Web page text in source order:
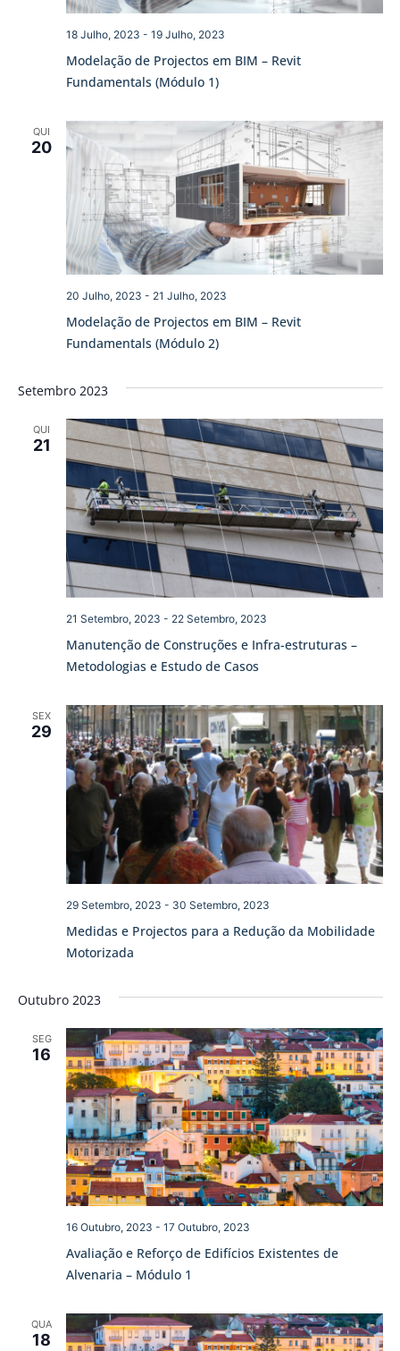
Modelação de Projectos em BIM – Revit
Fundamentals (Módulo 1)
18 Julho, 2023 - 19 Julho, 2023
QUI
20
Modelação de Projectos em BIM – Revit
Fundamentals (Módulo 2)
20 Julho, 2023 - 21 Julho, 2023
Setembro 2023
QUI
21
Manutenção de Construções e Infra-estruturas –
Metodologias e Estudo de Casos
21 Setembro, 2023 - 22 Setembro, 2023
SEX
29
Medidas e Projectos para a Redução da Mobilidade
Motorizada
29 Setembro, 2023 - 30 Setembro, 2023
Outubro 2023
SEG
16
Avaliação e Reforço de Edifícios Existentes de
Alvenaria – Módulo 1
16 Outubro, 2023 - 17 Outubro, 2023
QUA
18